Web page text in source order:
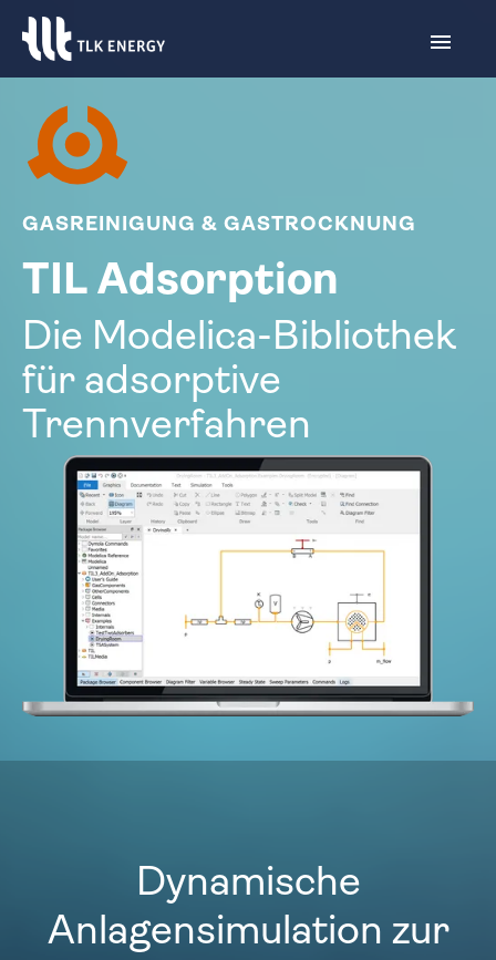
GASREINIGUNG & GASTROCKNUNG
TIL Adsorption
Die Modelica-Bibliothek
für adsorptive
Trennverfahren
Dynamische
Anlagensimulation zur